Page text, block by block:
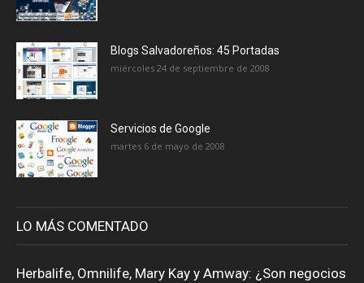
Blogs Salvadoreños: 45 Portadas
miércoles 24 de septiembre de 2008
Servicios de Google
martes 6 de mayo de 2008
LO MÁS COMENTADO
Herbalife, Omnilife, Mary Kay y Amway: ¿Son negocios